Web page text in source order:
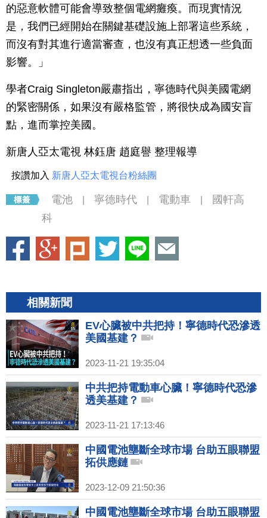
的惡意軟體可能會導致整個電網癱瘓。而現實情況
是，我們已經開始在關鍵基礎設施上部署這些系統，
而沒有對其進行適當審查，也沒有真正想透一些負面
影響。」
學者Craig Singleton嚴肅指出，寧德時代與美國電網
的緊密關係，如果沒有嚴格監管，將很快成為國安盲
點，進而掌控美國。
新唐人亞太電視 林鈺唐 趙庭譽 整理報導
按讚加入 新唐人亞太電視台粉絲團
電池 寧德時代 電動車
國軒高
科
相關新聞
EV心臟被中共把持！寧德時代恐滲透
美國基建？
2023-11-21 19:35:04
中共把持電動車心臟！寧德時代恐滲
透美基建？
2023-11-21 17:13:46
中國電池壟斷全球市場 台助五眼聯盟
拓供應鏈
2023-12-09 21:50:36
中國電池壟斷全球市場 台助五眼聯盟